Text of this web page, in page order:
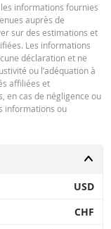
informations fournies
auprès de
sur des estimations et
Les informations
déclaration et ne
ou l’adéquation à
affiliées et
en cas de négligence ou
informations ou
USD
CHF